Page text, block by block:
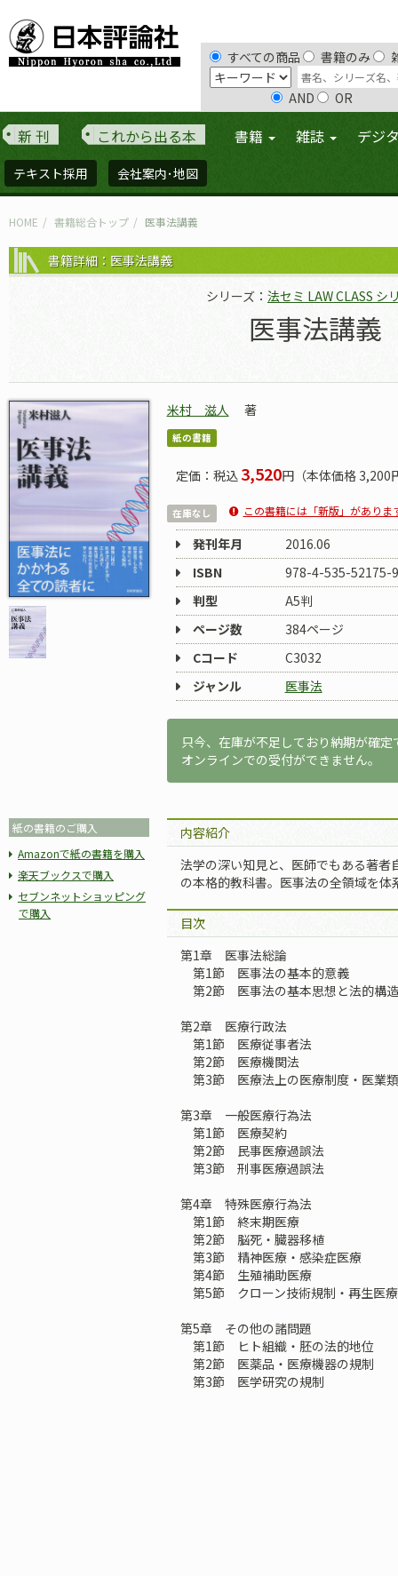
すべての商品 書籍のみ
AND OR
新 刊 これから出る本 書籍 雑誌 デジ
テキスト採用 会社案内･地図
HOME 書籍総合トップ 医事法講義
書籍詳細：医事法講義
シリーズ： 法セミ LAW CLASS シ
医事法講義
米村 滋人 著
紙の書籍
定価：税込 3,520円（本体価格 3,200
在庫なし この書籍には「新版」がありま
発刊年月
2016.06
ISBN
978-4-535-52175-9
判型
A5判
ページ数
384ページ
Cコード
C3032
ジャンル
医事法
只今、在庫が不足しており納期が確定
オンラインでの受付ができません。
紙の書籍のご購入
Amazonで紙の書籍を購入
楽天ブックスで購入
セブンネットショッピング
で購入
内容紹介
法学の深い知見と、医師でもある著
の本格的教科書。医事法の全領域を体
目次
第1章 医事法総論
第1節 医事法の基本的意義
第2節 医事法の基本思想と法的構造
第2章 医療行政法
第1節 医療従事者法
第2節 医療機関法
第3節 医療法上の医療制度・医業
第3章 一般医療行為法
第1節 医療契約
第2節 民事医療過誤法
第3節 刑事医療過誤法
第4章 特殊医療行為法
第1節 終末期医療
第2節 脳死・臓器移植
第3節 精神医療・感染症医療
第4節 生殖補助医療
第5節 クローン技術規制・再生医
第5章 その他の諸問題
第1節 ヒト組織・胚の法的地位
第2節 医薬品・医療機器の規制
第3節 医学研究の規制